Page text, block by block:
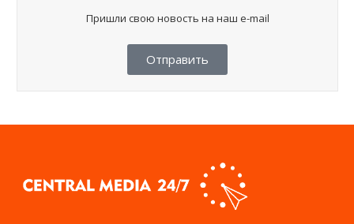
Пришли свою новость на наш e-mail
Отправить